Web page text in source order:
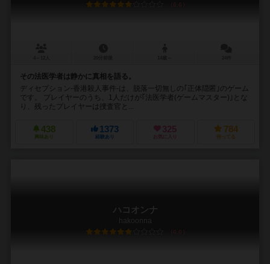
6.6
その法医学者は静かに真相を語る。
ディセプション-香港殺人事件-は、脱落一切無しの｢正体隠匿｣のゲーム
です。 プレイヤーのうち、1人だけが｢法医学者(ゲームマスター)｣とな
り、残ったプレイヤーは捜査官と...
438
興味あり
1373
経験あり
325
お気に入り
784
持ってる
ハコオンナ
hakoonna
6.0